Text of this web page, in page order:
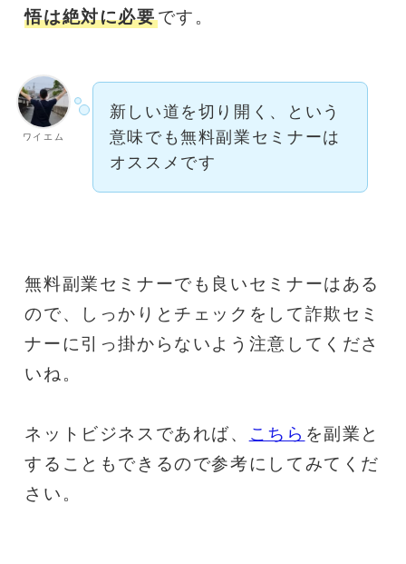
悟は絶対に必要です。
ワイエム
新しい道を切り開く、という
意味でも無料副業セミナーは
オススメです
無料副業セミナーでも良いセミナーはある
ので、しっかりとチェックをして詐欺セミ
ナーに引っ掛からないよう注意してくださ
いね。
ネットビジネスであれば、 こちら を副業と
することもできるので参考にしてみてくだ
さい。